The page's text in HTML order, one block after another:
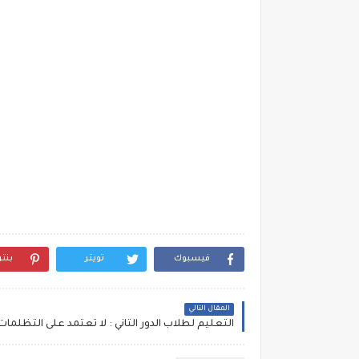
فيسبوك تويتر
المقال التالي
التعليم لطلاب الدور التاني : لا تعتمد على